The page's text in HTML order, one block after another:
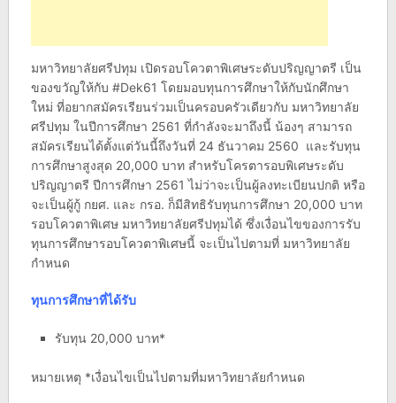
มหาวิทยาลัยศรีปทุม เปิดรอบโควตาพิเศษระดับปริญญาตรี เป็น
ของขวัญให้กับ #Dek61 โดยมอบทุนการศึกษาให้กับนักศึกษา
ใหม่ ที่อยากสมัครเรียนร่วมเป็นครอบครัวเดียวกับ มหาวิทยาลัย
ศรีปทุม ในปีการศึกษา 2561 ที่กำลังจะมาถึงนี้ น้องๆ สามารถ
สมัครเรียนได้ตั้งแต่วันนี้ถึงวันที่ 24 ธันวาคม 2560 และรับทุน
การศึกษาสูงสุด 20,000 บาท สำหรับโครตารอบพิเศษระดับ
ปริญญาตรี ปีการศึกษา 2561 ไม่ว่าจะเป็นผู้ลงทะเบียนปกติ หรือ
จะเป็นผู้กู้ กยศ. และ กรอ. ก็มีสิทธิรับทุนการศึกษา 20,000 บาท
รอบโควตาพิเศษ มหาวิทยาลัยศรีปทุมได้ ซึ่งเงื่อนไขของการรับ
ทุนการศึกษารอบโควตาพิเศษนี้ จะเป็นไปตามที่ มหาวิทยาลัย
กำหนด
ทุนการศึกษาที่ได้รับ
รับทุน 20,000 บาท*
หมายเหตุ *เงื่อนไขเป็นไปตามที่มหาวิทยาลัยกำหนด